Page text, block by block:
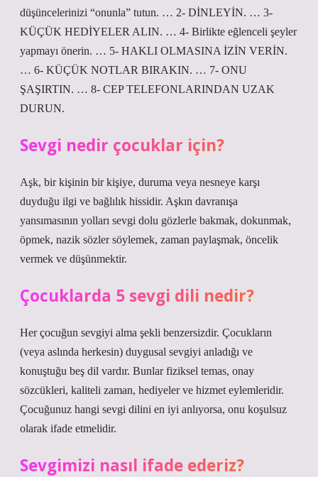
düşüncelerinizi “onunla” tutun. … 2- DİNLEYİN. … 3-
KÜÇÜK HEDİYELER ALIN. … 4- Birlikte eğlenceli şeyler
yapmayı önerin. … 5- HAKLI OLMASINA İZİN VERİN.
… 6- KÜÇÜK NOTLAR BIRAKIN. … 7- ONU
ŞAŞIRTIN. … 8- CEP TELEFONLARINDAN UZAK
DURUN.
Sevgi nedir çocuklar için?
Aşk, bir kişinin bir kişiye, duruma veya nesneye karşı
duyduğu ilgi ve bağlılık hissidir. Aşkın davranışa
yansımasının yolları sevgi dolu gözlerle bakmak, dokunmak,
öpmek, nazik sözler söylemek, zaman paylaşmak, öncelik
vermek ve düşünmektir.
Çocuklarda 5 sevgi dili nedir?
Her çocuğun sevgiyi alma şekli benzersizdir. Çocukların
(veya aslında herkesin) duygusal sevgiyi anladığı ve
konuştuğu beş dil vardır. Bunlar fiziksel temas, onay
sözcükleri, kaliteli zaman, hediyeler ve hizmet eylemleridir.
Çocuğunuz hangi sevgi dilini en iyi anlıyorsa, onu koşulsuz
olarak ifade etmelidir.
Sevgimizi nasıl ifade ederiz?